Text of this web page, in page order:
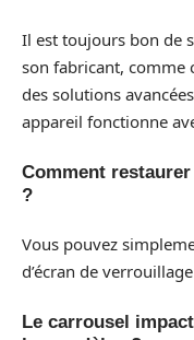
Il est toujours bon de
son fabricant, comme
des solutions
appareil fonctionne
Comment
?
Vous pouvez
d’écran de
Le carrousel